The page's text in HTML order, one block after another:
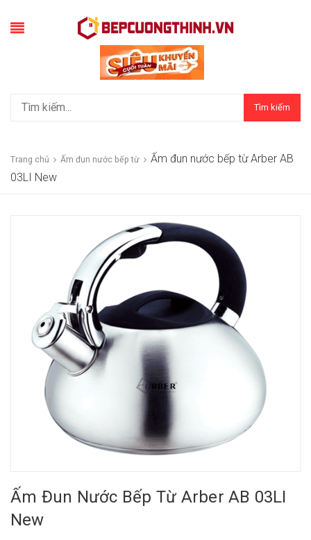
Tìm kiếm
Trang chủ Ấm đun nước bếp từ
Ấm đun nước bếp từ Arber AB
03LI New
Ấm Đun Nước Bếp Từ Arber AB 03LI
New